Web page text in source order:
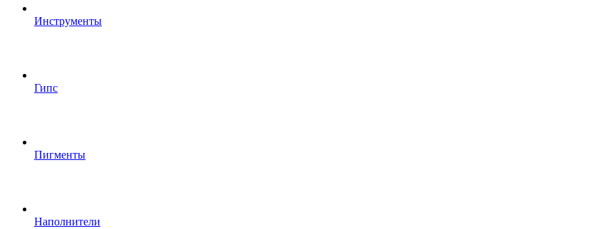
Инструменты
Гипс
Пигменты
Наполнители